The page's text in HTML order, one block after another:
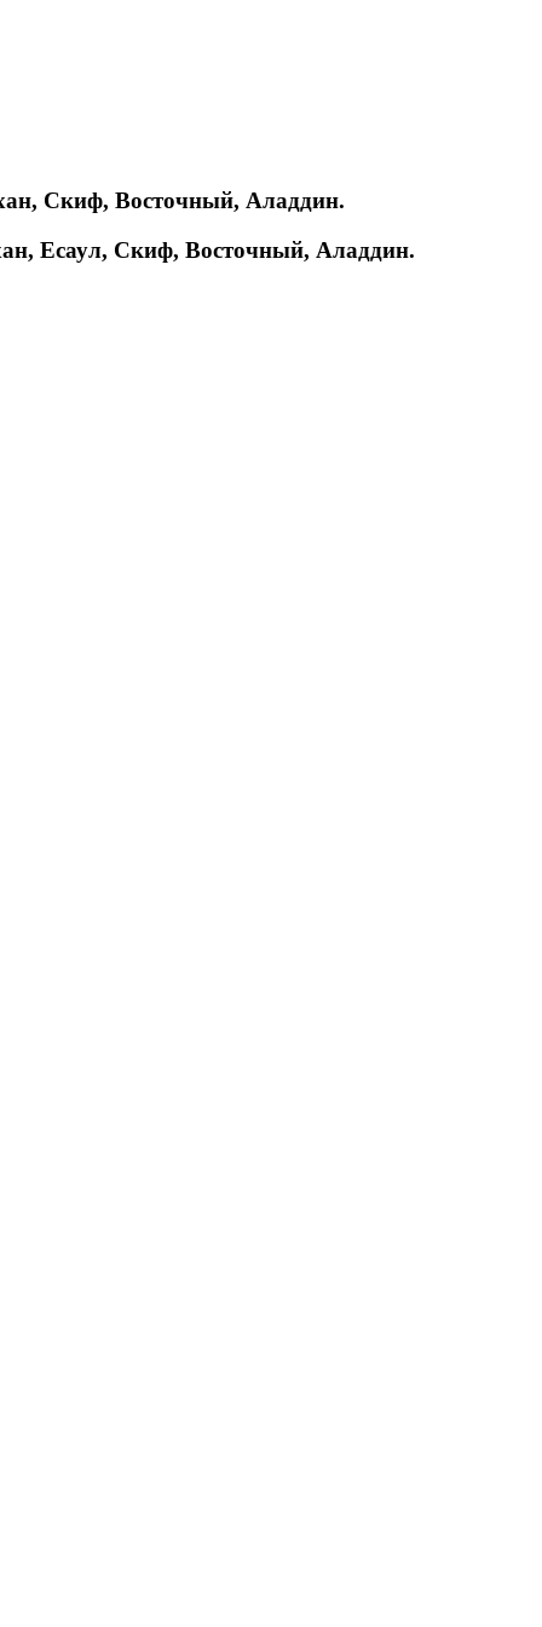
Скиф, Восточный, Аладдин.
Есаул, Скиф, Восточный, Аладдин.